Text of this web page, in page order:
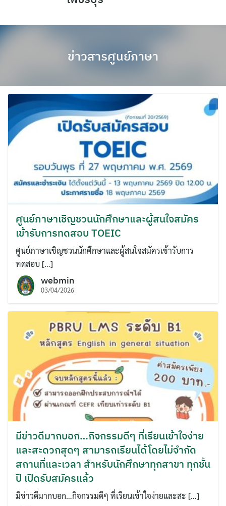
content
ข่าวสารศูนย์ภาษา
ศูนย์ภาษาเชิญชวนนักศึกษาและผู้สนใจสมัคร
เข้ารับการทดสอบ TOEIC
ศูนย์ภาษาเชิญชวนนักศึกษาและผู้สนใจสมัครเข้ารับการ
ทดสอบ […]
webmin
03/04/2026
มีข่าวดีมากบอก…กิจกรรมดีๆ ที่เรียนเข้าใจง่าย
และสะดวกสุดๆ สามารถเรียนได้โดยไม่จำกัด
สถานที่และเวลา สำหรับนักศึกษาทุกสาขา ทุกชั้น
ปี เปิดรับสมัครแล้ว
มีข่าวดีมากบอก…กิจกรรมดีๆ ที่เรียนเข้าใจง่ายและสะ […]